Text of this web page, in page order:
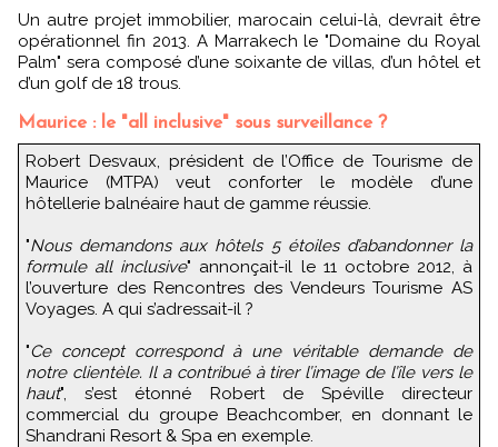
Un autre projet immobilier, marocain celui-là, devrait être
opérationnel fin 2013. A Marrakech le "Domaine du Royal
Palm" sera composé d’une soixante de villas, d’un hôtel et
d’un golf de 18 trous.
Maurice : le "all inclusive" sous surveillance ?
Robert Desvaux, président de l’Office de Tourisme de
Maurice (MTPA) veut conforter le modèle d’une
hôtellerie balnéaire haut de gamme réussie.
"Nous demandons aux hôtels 5 étoiles d’abandonner la
formule all inclusive" annonçait-il le 11 octobre 2012, à
l’ouverture des Rencontres des Vendeurs Tourisme AS
Voyages. A qui s’adressait-il ?
"Ce concept correspond à une véritable demande de
notre clientèle. Il a contribué à tirer l’image de l’île vers le
haut", s’est étonné Robert de Spéville directeur
commercial du groupe Beachcomber, en donnant le
Shandrani Resort & Spa en exemple.